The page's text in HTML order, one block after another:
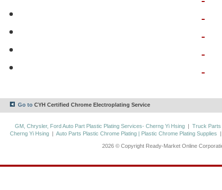
Go to CYH Certified Chrome Electroplating Service
GM, Chrysler, Ford Auto Part Plastic Plating Services- Cherng Yi Hsing | Truck Parts
Cherng Yi Hsing |Auto Parts Plastic Chrome Plating | Plastic Chrome Plating Supplies
2026 © Copyright Ready-Market Online